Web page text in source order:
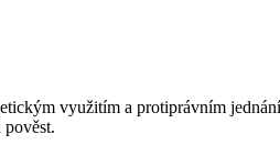
využitím a protiprávním